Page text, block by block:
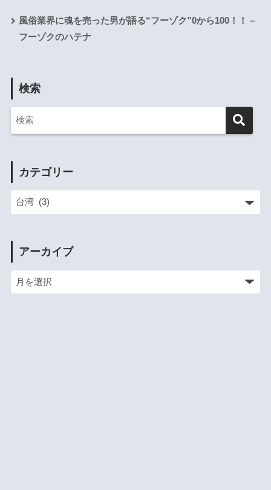
風俗業界に魂を売った男が語る“フーゾク”0から100！！ –
フーゾクのハテナ
検索
カテゴリー
アーカイブ